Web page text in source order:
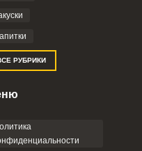
с
РУБРИКИ